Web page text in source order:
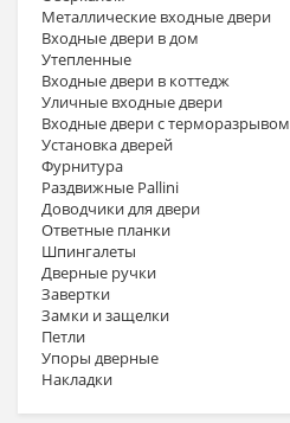
Металлические входные двери
Входные двери в дом
Утепленные
Входные двери в коттедж
Уличные входные двери
Входные двери с терморазрывом
Установка дверей
Фурнитура
Раздвижные Pallini
Доводчики для двери
Ответные планки
Шпингалеты
Дверные ручки
Завертки
Замки и защелки
Петли
Упоры дверные
Накладки